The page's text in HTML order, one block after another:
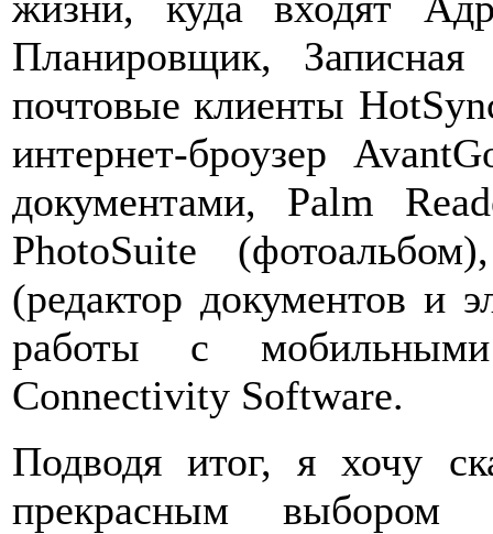
Планировщик,
почтовые клиенты
интернет-броузер
документами, Palm
PhotoSuite
(редактор документов и
работы с
Connectivity Software.
Подводя итог, я хочу
прекрасным